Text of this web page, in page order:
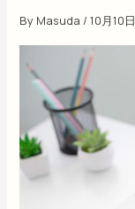
By Masuda /10月10日